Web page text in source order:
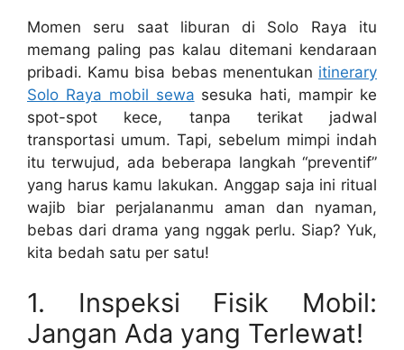
Momen seru saat liburan di Solo Raya itu
memang paling pas kalau ditemani kendaraan
pribadi. Kamu bisa bebas menentukan itinerary
Solo Raya mobil sewa sesuka hati, mampir ke
spot-spot kece, tanpa terikat jadwal
transportasi umum. Tapi, sebelum mimpi indah
itu terwujud, ada beberapa langkah “preventif”
yang harus kamu lakukan. Anggap saja ini ritual
wajib biar perjalananmu aman dan nyaman,
bebas dari drama yang nggak perlu. Siap? Yuk,
kita bedah satu per satu!
1. Inspeksi Fisik Mobil:
Jangan Ada yang Terlewat!